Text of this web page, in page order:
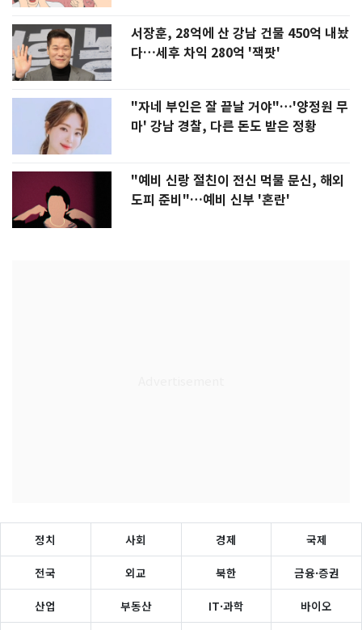
서장훈, 28억에 산 강남 건물 450억 내놨
다…세후 차익 280억 '잭팟'
"자네 부인은 잘 끝날 거야"…'양정원 무
마' 강남 경찰, 다른 돈도 받은 정황
"예비 신랑 절친이 전신 먹물 문신, 해외
도피 준비"…예비 신부 '혼란'
정치 사회 경제 국제
전국 외교 북한 금융·증권
산업 부동산 IT·과학 바이오